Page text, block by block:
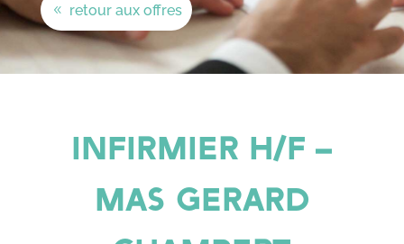
retour aux offres
INFIRMIER H/F –
MAS GERARD